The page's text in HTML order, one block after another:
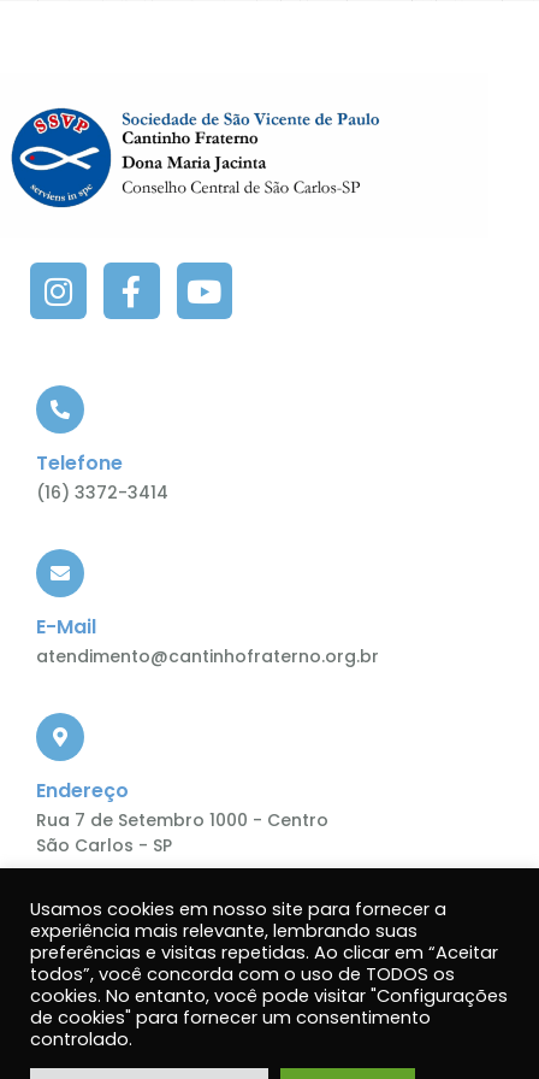
Telefone
(16) 3372-3414
E-Mail
atendimento@cantinhofraterno.org.br
Endereço
Rua 7 de Setembro 1000 - Centro
São Carlos - SP
Política de Privacidade.
Usamos cookies em nosso site para fornecer a
experiência mais relevante, lembrando suas
preferências e visitas repetidas. Ao clicar em “Aceitar
todos”, você concorda com o uso de TODOS os
cookies. No entanto, você pode visitar "Configurações
de cookies" para fornecer um consentimento
controlado.